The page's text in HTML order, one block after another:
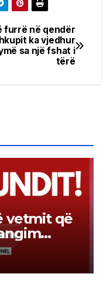
furrë në qendër
ka vjedhur
sa një fshat i
tërë
vetmit që